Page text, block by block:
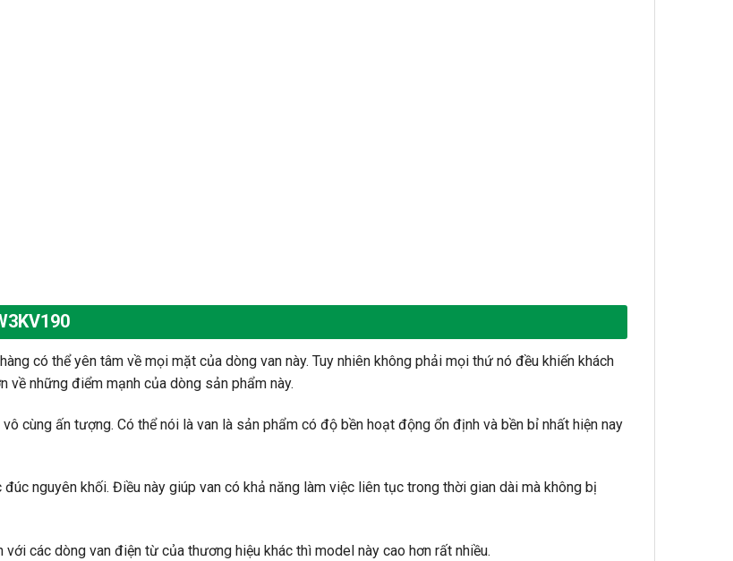
có thể yên tâm về mọi mặt của dòng van này. Tuy nhiên không phải mọi thứ nó đều khiến khách
về những điểm mạnh của dòng sản phẩm này.
cùng ấn tượng. Có thể nói là van là sản phẩm có độ bền hoạt động ổn định và bền bỉ nhất hiện nay
nguyên khối. Điều này giúp van có khả năng làm việc liên tục trong thời gian dài mà không bị
các dòng van điện từ của thương hiệu khác thì model này cao hơn rất nhiều.